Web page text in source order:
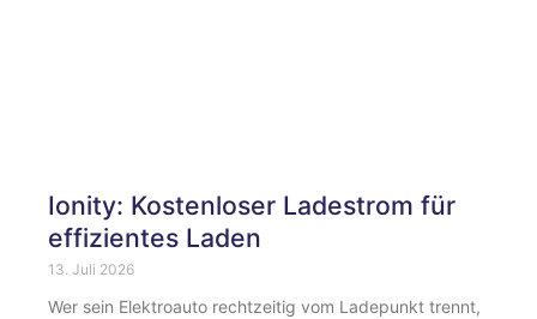
Ionity: Kostenloser Ladestrom für
effizientes Laden
13. Juli 2026
Wer sein Elektroauto rechtzeitig vom Ladepunkt trennt,